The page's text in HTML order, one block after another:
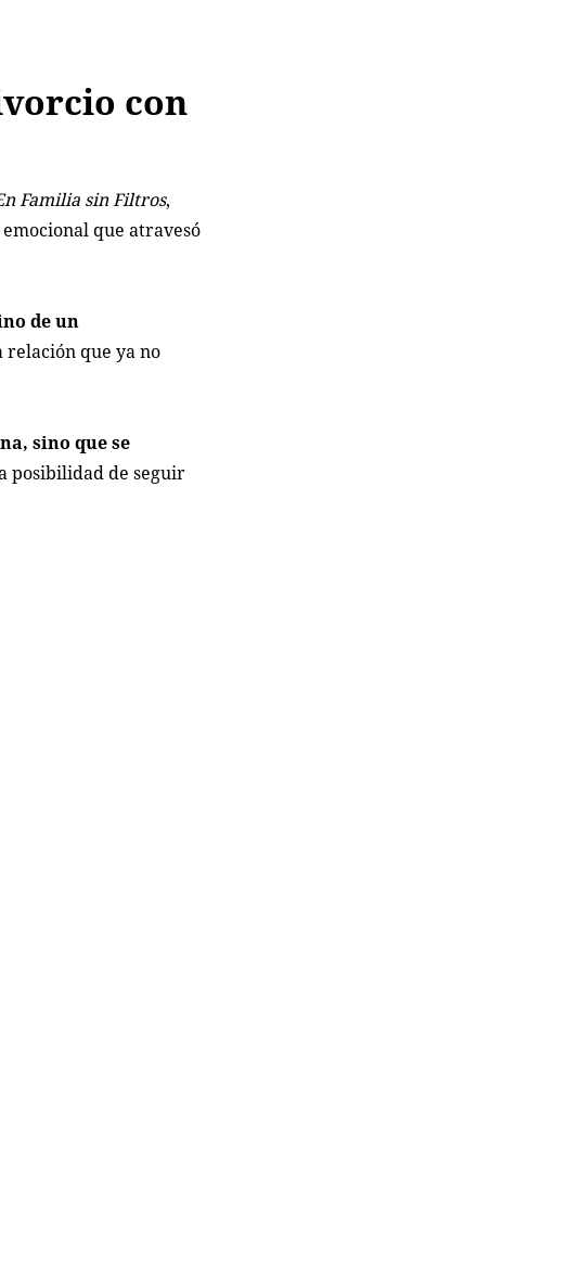
con
Familia sin Filtros,
que atravesó
de un
relación que ya no
sino que se
posibilidad de seguir